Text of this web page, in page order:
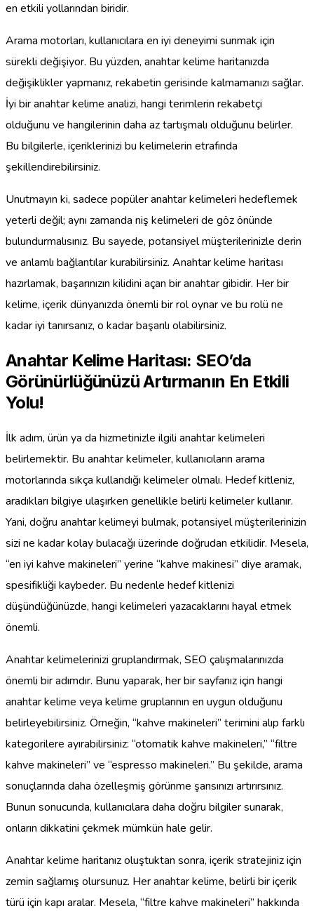
en etkili yollarından biridir.
Arama motorları, kullanıcılara en iyi deneyimi sunmak için
sürekli değişiyor. Bu yüzden, anahtar kelime haritanızda
değişiklikler yapmanız, rekabetin gerisinde kalmamanızı sağlar.
İyi bir anahtar kelime analizi, hangi terimlerin rekabetçi
olduğunu ve hangilerinin daha az tartışmalı olduğunu belirler.
Bu bilgilerle, içeriklerinizi bu kelimelerin etrafında
şekillendirebilirsiniz.
Unutmayın ki, sadece popüler anahtar kelimeleri hedeflemek
yeterli değil; aynı zamanda niş kelimeleri de göz önünde
bulundurmalısınız. Bu sayede, potansiyel müşterilerinizle derin
ve anlamlı bağlantılar kurabilirsiniz. Anahtar kelime haritası
hazırlamak, başarınızın kilidini açan bir anahtar gibidir. Her bir
kelime, içerik dünyanızda önemli bir rol oynar ve bu rolü ne
kadar iyi tanırsanız, o kadar başarılı olabilirsiniz.
Anahtar Kelime Haritası: SEO’da
Görünürlüğünüzü Artırmanın En Etkili
Yolu!
İlk adım, ürün ya da hizmetinizle ilgili anahtar kelimeleri
belirlemektir. Bu anahtar kelimeler, kullanıcıların arama
motorlarında sıkça kullandığı kelimeler olmalı. Hedef kitleniz,
aradıkları bilgiye ulaşırken genellikle belirli kelimeler kullanır.
Yani, doğru anahtar kelimeyi bulmak, potansiyel müşterilerinizin
sizi ne kadar kolay bulacağı üzerinde doğrudan etkilidir. Mesela,
“en iyi kahve makineleri” yerine “kahve makinesi” diye aramak,
spesifikliği kaybeder. Bu nedenle hedef kitlenizi
düşündüğünüzde, hangi kelimeleri yazacaklarını hayal etmek
önemli.
Anahtar kelimelerinizi gruplandırmak, SEO çalışmalarınızda
önemli bir adımdır. Bunu yaparak, her bir sayfanız için hangi
anahtar kelime veya kelime gruplarının en uygun olduğunu
belirleyebilirsiniz. Örneğin, “kahve makineleri” terimini alıp farklı
kategorilere ayırabilirsiniz: “otomatik kahve makineleri,” “filtre
kahve makineleri” ve “espresso makineleri.” Bu şekilde, arama
sonuçlarında daha özelleşmiş görünme şansınızı artırırsınız.
Bunun sonucunda, kullanıcılara daha doğru bilgiler sunarak,
onların dikkatini çekmek mümkün hale gelir.
Anahtar kelime haritanız oluştuktan sonra, içerik stratejiniz için
zemin sağlamış olursunuz. Her anahtar kelime, belirli bir içerik
türü için kapı aralar. Mesela, “filtre kahve makineleri” hakkında